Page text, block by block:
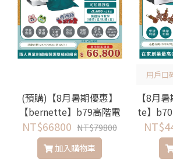
(預購)【8月暑期優惠】
【bernette】b79高階電
腦刺繡縫紉機(加贈cutwor
k tool裁切針組與小磁吸
框)
NT$66800 NT$79800
加入購物車
用戶口
【8月
te】
刺繡